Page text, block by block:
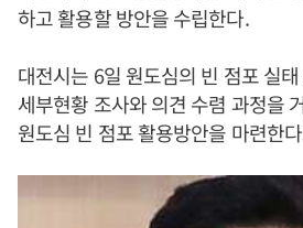
하고 활용할 방안을 수립한다.
대전시는 6일 원도심의 빈 점포 실
세부현황 조사와 의견 수렴 과정을
원도심 빈 점포 활용방안을 마련한